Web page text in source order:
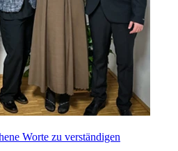
Worte zu verständigen